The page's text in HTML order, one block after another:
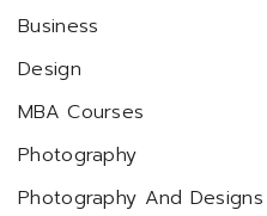
Business
Design
MBA Courses
Photography
Photography And Designs